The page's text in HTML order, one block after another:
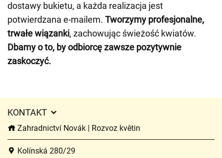
dostawy bukietu, a każda realizacja jest
potwierdzana e-mailem. Tworzymy profesjonalne,
trwałe wiązanki, zachowując świeżość kwiatów.
Dbamy o to, by odbiorcę zawsze pozytywnie
zaskoczyć.
KONTAKT
Zahradnictví Novák | Rozvoz květin
Kolínská 280/29